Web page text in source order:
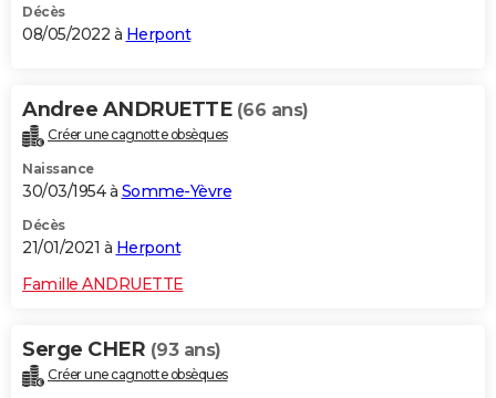
S'inscrire
Se connecter
Lycées
Collèges
Primaires
Universités
Entreprises
Service militaire
Avis de recherche
AVIS DE DÉCÈS
Bricolage
Lifestyle
Culture
SportAuto
Television
Voyage
Cinema
Décès
08/05/2022 à Herpont
Andree ANDRUETTE (66 ans)
Créer une cagnotte obsèques
Naissance
30/03/1954 à Somme-Yèvre
Décès
21/01/2021 à Herpont
Famille ANDRUETTE
Serge CHER (93 ans)
Créer une cagnotte obsèques